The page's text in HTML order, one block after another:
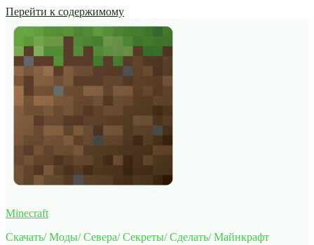
Перейти к содержимому
Minecraft
Скачать/ Моды/ Севера/ Секреты/ Сделать/ Майнкрафт